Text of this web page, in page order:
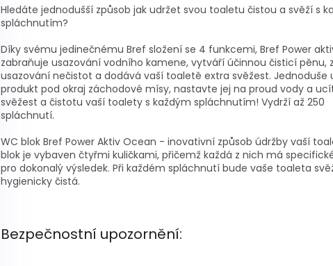
Hledáte jednodušší způsob jak udržet svou toaletu čistou a svěží s
spláchnutím?
Díky svému jedinečnému Bref složení se 4 funkcemi, Bref Power
zabraňuje usazování vodního kamene, vytváří účinnou čisticí pěnu,
usazování nečistot a dodává vaší toaletě extra svěžest.
produkt pod okraj záchodové mísy, nastavte jej na proud vody a
svěžest a čistotu vaší toalety s každým spláchnutím! Vydrží až 250
spláchnutí.
WC blok Bref Power Aktiv Ocean - inovativní způsob údržby vaší
blok je vybaven čtyřmi kuličkami, přičemž každá z nich má
pro dokonalý výsledek. Při každém spláchnutí bude vaše toaleta
hygienicky čistá.
Bezpečnostní upozornění: